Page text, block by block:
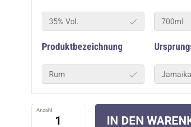
35% Vol. 700ml
Produktbezeichnung
Rum Jamaika
Anzahl
IN DEN